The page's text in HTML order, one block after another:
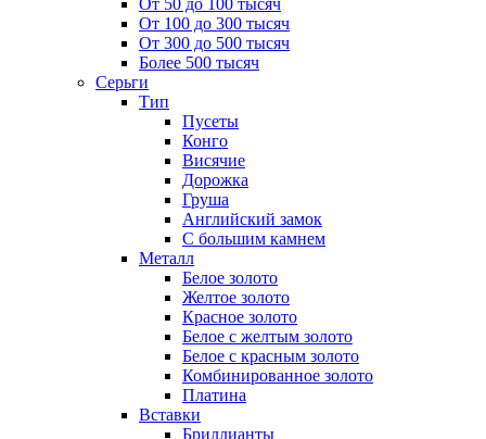
От 50 до 100 тысяч
От 100 до 300 тысяч
От 300 до 500 тысяч
Более 500 тысяч
Серьги
Тип
Пусеты
Конго
Висячие
Дорожка
Груша
Английский замок
С большим камнем
Металл
Белое золото
Желтое золото
Красное золото
Белое с желтым золото
Белое с красным золото
Комбинированное золото
Платина
Вставки
Бриллианты